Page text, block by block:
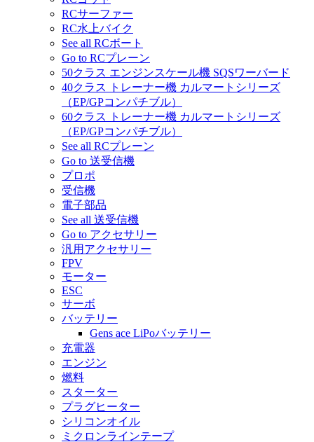
RCサーファー
RC水上バイク
See all RCボート
Go to RCプレーン
50クラス エンジンスケール機 SQSワーバード
40クラス トレーナー機 カルマートシリーズ
（EP/GPコンパチブル）
60クラス トレーナー機 カルマートシリーズ
（EP/GPコンパチブル）
See all RCプレーン
Go to 送受信機
プロポ
受信機
電子部品
See all 送受信機
Go to アクセサリー
汎用アクセサリー
FPV
モーター
ESC
サーボ
バッテリー
Gens ace LiPoバッテリー
充電器
エンジン
燃料
スターター
プラグヒーター
シリコンオイル
ミクロンラインテープ